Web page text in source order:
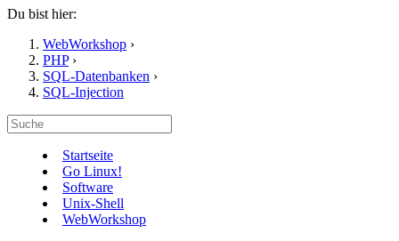
Du bist hier:
WebWorkshop ›
PHP ›
SQL-Datenbanken ›
SQL-Injection
Startseite
Go Linux!
Software
Unix-Shell
WebWorkshop